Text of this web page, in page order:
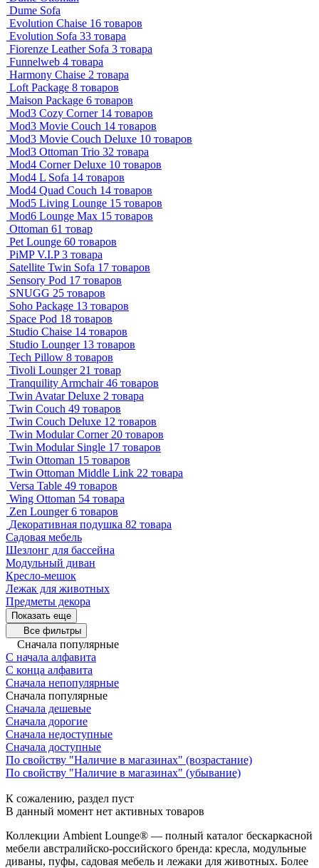
Dume Sofa
Evolution Chaise 16 товаров
Evolution Sofa 33 товара
Fiorenze Leather Sofa 3 товара
Funnelweb 4 товара
Harmony Chaise 2 товара
Loft Package 8 товаров
Maison Package 6 товаров
Mod3 Cozy Corner 14 товаров
Mod3 Movie Couch 14 товаров
Mod3 Movie Couch Deluxe 10 товаров
Mod3 Ottoman Trio 32 товара
Mod4 Corner Deluxe 10 товаров
Mod4 L Sofa 14 товаров
Mod4 Quad Couch 14 товаров
Mod5 Living Lounge 15 товаров
Mod6 Lounge Max 15 товаров
Ottoman 61 товар
Pet Lounge 60 товаров
PiMP V.I.P 3 товара
Satellite Twin Sofa 17 товаров
Sensory Pod 17 товаров
SNUGG 25 товаров
Soho Package 13 товаров
Space Pod 18 товаров
Studio Chaise 14 товаров
Studio Lounger 13 товаров
Tech Pillow 8 товаров
Tivoli Lounger 21 товар
Tranquility Armchair 46 товаров
Twin Avatar Deluxe 2 товара
Twin Couch 49 товаров
Twin Couch Deluxe 12 товаров
Twin Modular Corner 20 товаров
Twin Modular Single 17 товаров
Twin Ottoman 15 товаров
Twin Ottoman Middle Link 22 товара
Versa Table 49 товаров
Wing Ottoman 54 товара
Zen Lounger 6 товаров
Декоративная подушка 82 товара
Садовая мебель
Шезлонг для бассейна
Модульный диван
Кресло-мешок
Лежак для животных
Предметы декора
Показать еще
Все фильтры
Сначала популярные
С начала алфавита
С конца алфавита
Сначала непопулярные
Сначала популярные
Сначала дешевые
Сначала дорогие
Сначала недоступные
Сначала доступные
По свойству "Наличие в магазинах" (возрастание)
По свойству "Наличие в магазинах" (убывание)
К сожалению, раздел пуст
В данный момент нет активных товаров
Коллекции Ambient Lounge® — полный каталог бескаркасной
мебели австралийско-российского бренда: кресла, модульные
диваны, пуфы, садовая мебель и лежаки для животных. Более